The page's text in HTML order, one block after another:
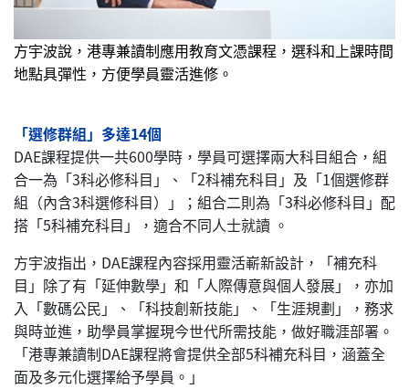
方宇波說，港專兼讀制應用教育文憑課程，選科和上課時間
地點具彈性，方便學員靈活進修。
「選修群組」多達14個
DAE課程提供一共600學時，學員可選擇兩大科目組合，組
合一為「3科必修科目」、「2科補充科目」及「1個選修群
組（內含3科選修科目）」；組合二則為「3科必修科目」配
搭「5科補充科目」，適合不同人士就讀 。
方宇波指出，DAE課程內容採用靈活嶄新設計，「補充科
目」除了有「延伸數學」和「人際傳意與個人發展」，亦加
入「數碼公民」、「科技創新技能」、「生涯規劃」，務求
與時並進，助學員掌握現今世代所需技能，做好職涯部署。
「港專兼讀制DAE課程將會提供全部5科補充科目，涵蓋全
面及多元化選擇給予學員。」